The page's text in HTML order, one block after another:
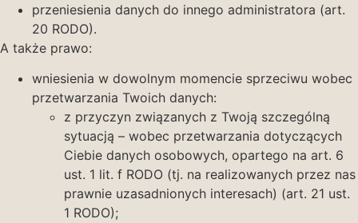
przeniesienia danych do innego administratora (art.
20 RODO).
A także prawo:
wniesienia w dowolnym momencie sprzeciwu wobec
przetwarzania Twoich danych:
z przyczyn związanych z Twoją szczególną
sytuacją – wobec przetwarzania dotyczących
Ciebie danych osobowych, opartego na art. 6
ust. 1 lit. f RODO (tj. na realizowanych przez nas
prawnie uzasadnionych interesach) (art. 21 ust.
1 RODO);